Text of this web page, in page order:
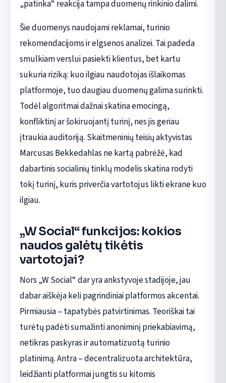
„patinka“ reakcija tampa duomenų rinkinio dalimi.
Šie duomenys naudojami reklamai, turinio
rekomendacijoms ir elgsenos analizei. Tai padeda
smulkiam verslui pasiekti klientus, bet kartu
sukuria riziką: kuo ilgiau naudotojas išlaikomas
platformoje, tuo daugiau duomenų galima surinkti.
Todėl algoritmai dažnai skatina emocingą,
konfliktinį ar šokiruojantį turinį, nes jis geriau
įtraukia auditoriją. Skaitmeninių teisių aktyvistas
Marcusas Bekkedahlas ne kartą pabrėžė, kad
dabartinis socialinių tinklų modelis skatina rodyti
tokį turinį, kuris priverčia vartotojus likti ekrane kuo
ilgiau.
„W Social“ funkcijos: kokios
naudos galėtų tikėtis
vartotojai?
Nors „W Social“ dar yra ankstyvoje stadijoje, jau
dabar aiškėja keli pagrindiniai platformos akcentai.
Pirmiausia – tapatybės patvirtinimas. Teoriškai tai
turėtų padėti sumažinti anoniminį priekabiavimą,
netikras paskyras ir automatizuotą turinio
platinimą. Antra – decentralizuota architektūra,
leidžianti platformai jungtis su kitomis